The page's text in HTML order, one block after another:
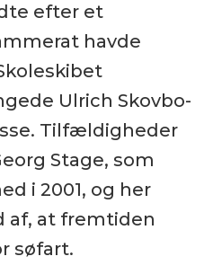
efter et
havde
Ulrich Skovbo-
Tilfældigheder
Stage, som
i 2001, og her
af, at fremtiden
søfart.